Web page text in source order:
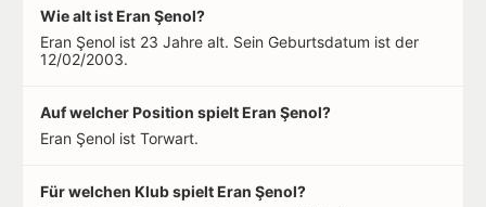
Wie alt ist Eran Şenol?
Eran Şenol ist 23 Jahre alt. Sein Geburtsdatum ist der
12/02/2003.
Auf welcher Position spielt Eran Şenol?
Eran Şenol ist Torwart.
Für welchen Klub spielt Eran Şenol?